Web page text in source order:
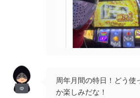
周年月間の特日！どう使
か楽しみだな！